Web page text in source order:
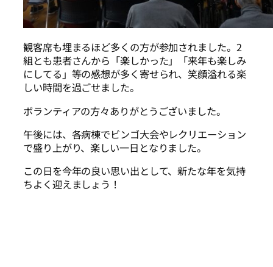
観客席も埋まるほど多くの方が参加されました。2
組とも患者さんから「楽しかった」「来年も楽しみ
にしてる」等の感想が多く寄せられ、笑顔溢れる楽
しい時間を過ごせました。
ボランティアの方々ありがとうございました。
午後には、各病棟でビンゴ大会やレクリエーション
で盛り上がり、楽しい一日となりました。
この日を今年の良い思い出として、新たな年を気持
ちよく迎えましょう！